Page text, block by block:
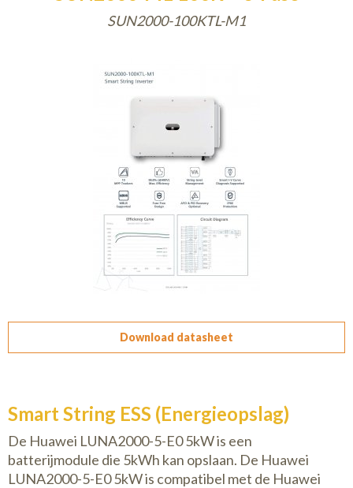
SUN2000-100KTL-M1
Download datasheet
Smart String ESS (Energieopslag)
De Huawei LUNA2000-5-E0 5kW is een
batterijmodule die 5kWh kan opslaan. De Huawei
LUNA2000-5-E0 5kW is compatibel met de Huawei